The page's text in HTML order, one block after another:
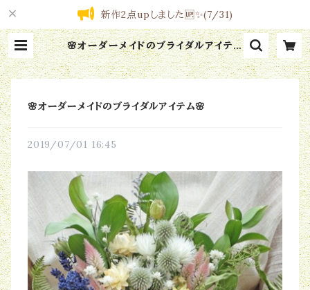
新作2点upしました🆙✨(7/31)
🌸オーダーメイドのブライダルアイテム
🌸 | エンジェル・リース工房
🌸オーダーメイドのブライダルアイテム🌸
2019/07/01 16:45